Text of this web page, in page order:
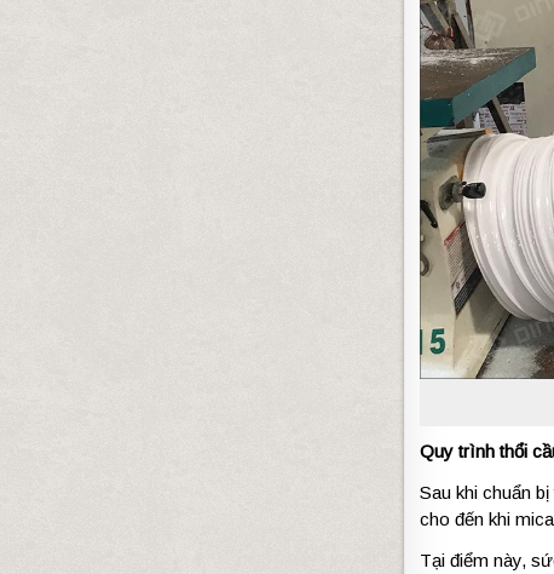
Quy trình thổi
Sau khi chuẩn
cho đến khi
Tại điểm này,